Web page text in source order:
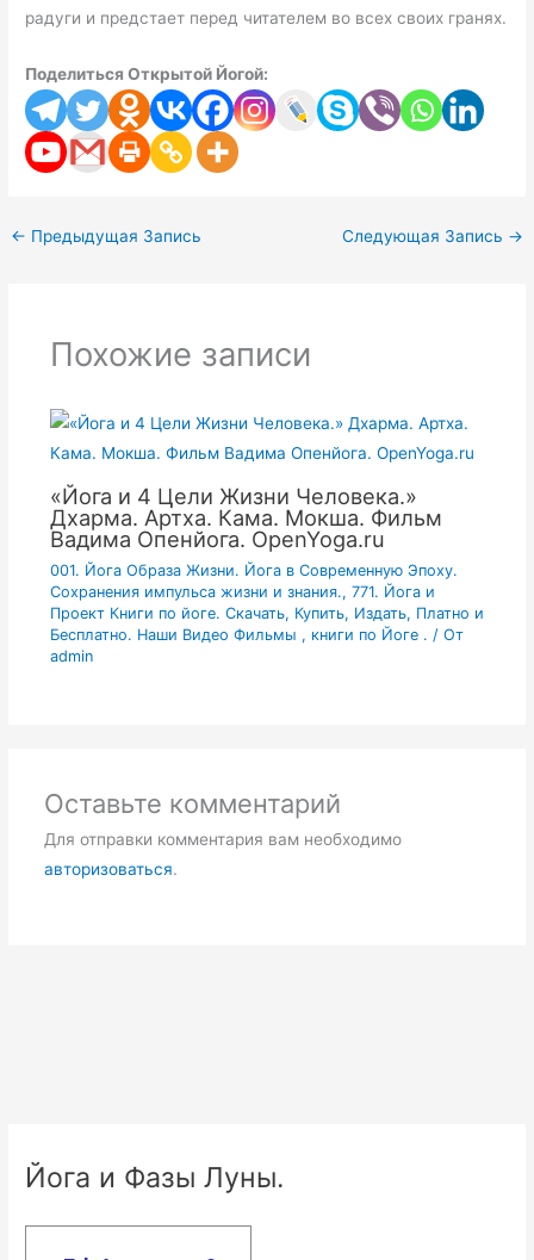
радуги и предстает перед читателем во всех своих гранях.
Поделиться Открытой Йогой:
← Предыдущая Запись Следующая Запись →
Похожие записи
«Йога и 4 Цели Жизни Человека.»
Дхарма. Артха. Кама. Мокша. Фильм
Вадима Опенйога. OpenYoga.ru
001. Йога Образа Жизни. Йога в Современную Эпоху.
Сохранения импульса жизни и знания., 771. Йога и
Проект Книги по йоге. Скачать, Купить, Издать, Платно и
Бесплатно. Наши Видео Фильмы , книги по Йоге . / От
admin
Оставьте комментарий
Для отправки комментария вам необходимо
авторизоваться.
Йога и Фазы Луны.